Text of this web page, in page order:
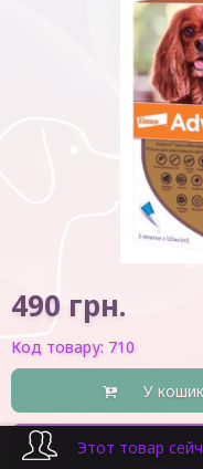
490 грн.
Код товару: 710
У кошик
Этот товар